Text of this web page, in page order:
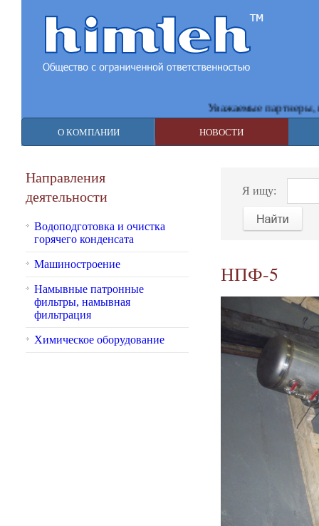
Уважаемые партнеры, в
О КОМПАНИИ НОВОСТИ
Я ищу:
НПФ-5
Направления
деятельности
Водоподготовка и очистка
горячего конденсата
Машиностроение
Намывные патронные
фильтры, намывная
фильтрация
Химическое оборудование